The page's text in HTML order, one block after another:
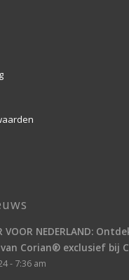
VOOR NEDERLAND:
Corian® exclusief bij
- 7:36 am